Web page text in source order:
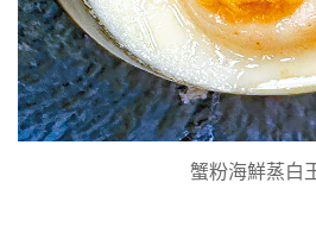
蟹粉海鮮蒸白